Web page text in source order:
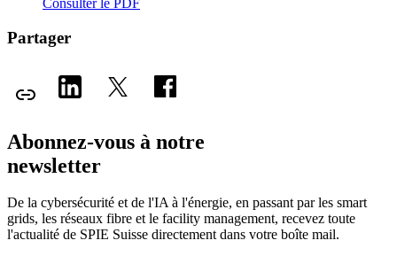
Consulter le PDF
Partager
Abonnez-vous à notre
newsletter
De la cybersécurité et de l'IA à l'énergie, en passant par les smart
grids, les réseaux fibre et le facility management, recevez toute
l'actualité de SPIE Suisse directement dans votre boîte mail.